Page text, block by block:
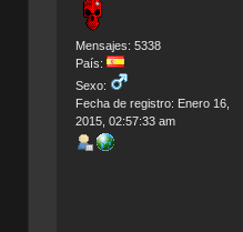
Mensajes: 5338
País:
Sexo:
Fecha de registro: Enero 16,
2015, 02:57:33 am